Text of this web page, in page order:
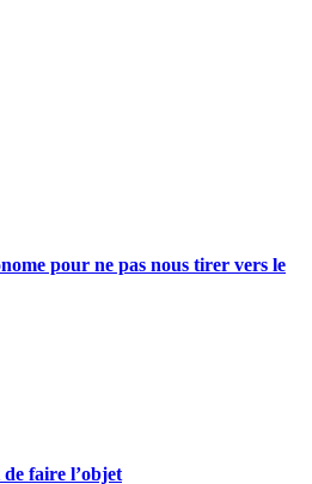
pour ne pas nous tirer vers le
faire l’objet